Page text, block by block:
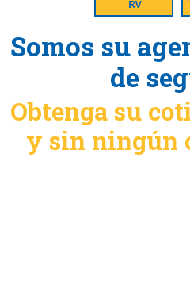
Somos su
de
Obtenga su
y sin ningún